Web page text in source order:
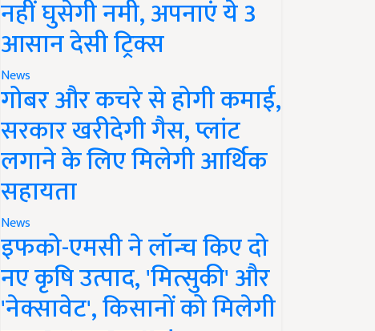
नहीं घुसेगी नमी, अपनाएं ये 3
आसान देसी ट्रिक्स
News
गोबर और कचरे से होगी कमाई,
सरकार खरीदेगी गैस, प्लांट
लगाने के लिए मिलेगी आर्थिक
सहायता
News
इफको-एमसी ने लॉन्च किए दो
नए कृषि उत्पाद, 'मित्सुकी' और
'नेक्सावेट', किसानों को मिलेगी